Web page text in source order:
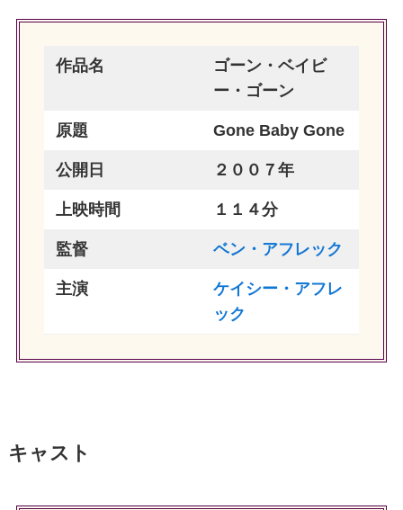
作品名
ゴーン・ベイビ
ー・ゴーン
原題 Gone Baby Gone
公開日 ２００７年
上映時間 １１４分
監督 ベン・アフレック
主演
ケイシー・アフレ
ック
キャスト